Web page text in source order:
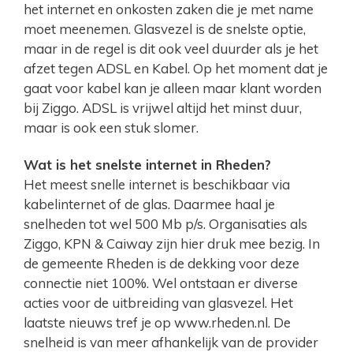
het internet en onkosten zaken die je met name
moet meenemen. Glasvezel is de snelste optie,
maar in de regel is dit ook veel duurder als je het
afzet tegen ADSL en Kabel. Op het moment dat je
gaat voor kabel kan je alleen maar klant worden
bij Ziggo. ADSL is vrijwel altijd het minst duur,
maar is ook een stuk slomer.
Wat is het snelste internet in Rheden?
Het meest snelle internet is beschikbaar via
kabelinternet of de glas. Daarmee haal je
snelheden tot wel 500 Mb p/s. Organisaties als
Ziggo, KPN & Caiway zijn hier druk mee bezig. In
de gemeente Rheden is de dekking voor deze
connectie niet 100%. Wel ontstaan er diverse
acties voor de uitbreiding van glasvezel. Het
laatste nieuws tref je op www.rheden.nl. De
snelheid is van meer afhankelijk van de provider